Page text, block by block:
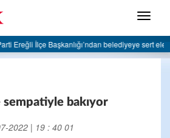
Menü
Ereğli İlçe Başkanlığı’ndan belediyeye sert
sempatiyle bakıyor
2022 | 19 : 40 01